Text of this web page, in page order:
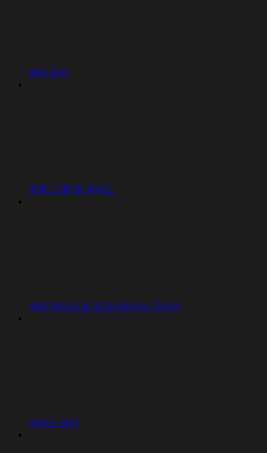
멤버 관리
역할, 그룹 및 액세스
계정 관리자 및 워크스페이스 관리자
액세스 관리